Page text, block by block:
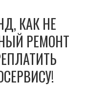
КАК НЕ
РЕМОНТ